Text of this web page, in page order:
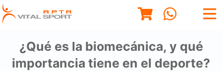
¿Qué es la biomecánica, y qué
importancia tiene en el deporte?